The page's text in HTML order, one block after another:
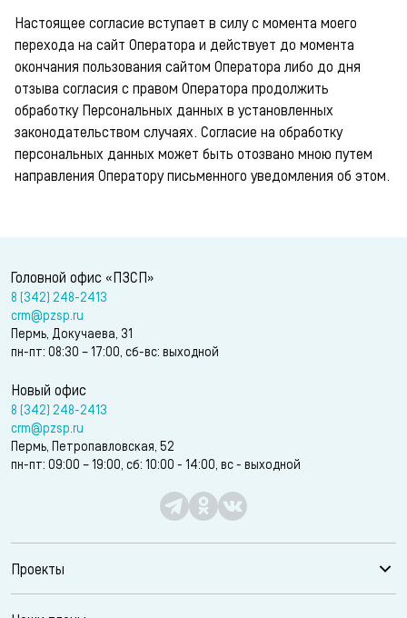
Настоящее согласие вступает в силу с момента моего
перехода на сайт Оператора и действует до момента
окончания пользования сайтом Оператора либо до дня
отзыва согласия с правом Оператора продолжить
обработку Персональных данных в установленных
законодательством случаях. Согласие на обработку
персональных данных может быть отозвано мною путем
направления Оператору письменного уведомления об этом.
Головной офис «ПЗСП»
8 (342) 248-2413
crm@pzsp.ru
Пермь, Докучаева, 31
пн-пт: 08:30 – 17:00, сб-вс: выходной
Новый офис
8 (342) 248-2413
crm@pzsp.ru
Пермь, Петропавловская, 52
пн-пт: 09:00 – 19:00, сб: 10:00 - 14:00, вс - выходной
Проекты